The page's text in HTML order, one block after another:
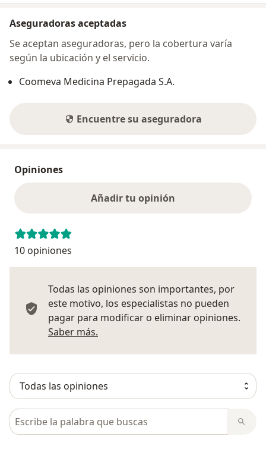
Aseguradoras aceptadas
Se aceptan aseguradoras, pero la cobertura varía
según la ubicación y el servicio.
Coomeva Medicina Prepagada S.A.
Encuentre su aseguradora
Opiniones
Añadir tu opinión
10 opiniones
Todas las opiniones son importantes, por
este motivo, los especialistas no pueden
pagar para modificar o eliminar opiniones.
Saber más.
Busca en opiniones